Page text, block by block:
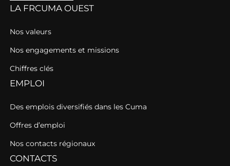
LA FRCUMA OUEST
Nos valeurs
Nos engagements et missions
Chiffres clés
EMPLOI
Des emplois diversifiés dans les Cuma
Offres d’emploi
Nos contacts régionaux
CONTACTS